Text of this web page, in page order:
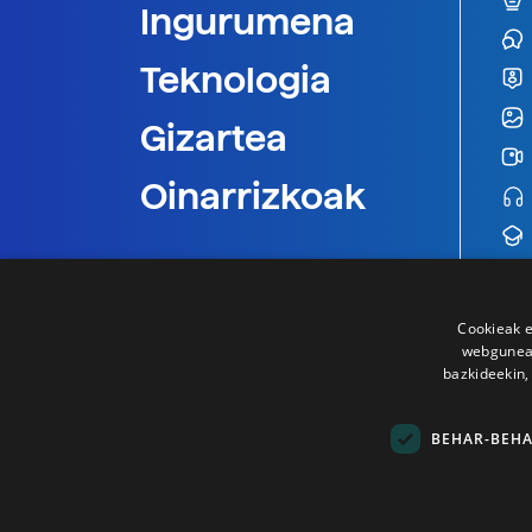
Ingurumena
Teknologia
Gizartea
Oinarrizkoak
Cookieak
BEHAR-